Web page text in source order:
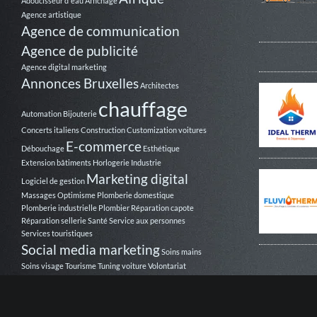
Agence artistique
Agence de communication
Agence de publicité
Agence digital marketing
Annonces BruxellesArchitectes
Automation Bijouterie chauffage
Concerts italiensConstructionCustomization voitures
Débouchage E-commerce Esthétique
Extension bâtiments Horlogerie Industrie
Logiciel de gestion Marketing digital
MassagesOptimisme Plomberie domestique
Plomberie industrielle Plombier Réparation capote
Réparation sellerieSantéService aux personnes
Services touristiques
Social media marketingSoins mains
Soins visageTourismeTuning voitureVolontariat